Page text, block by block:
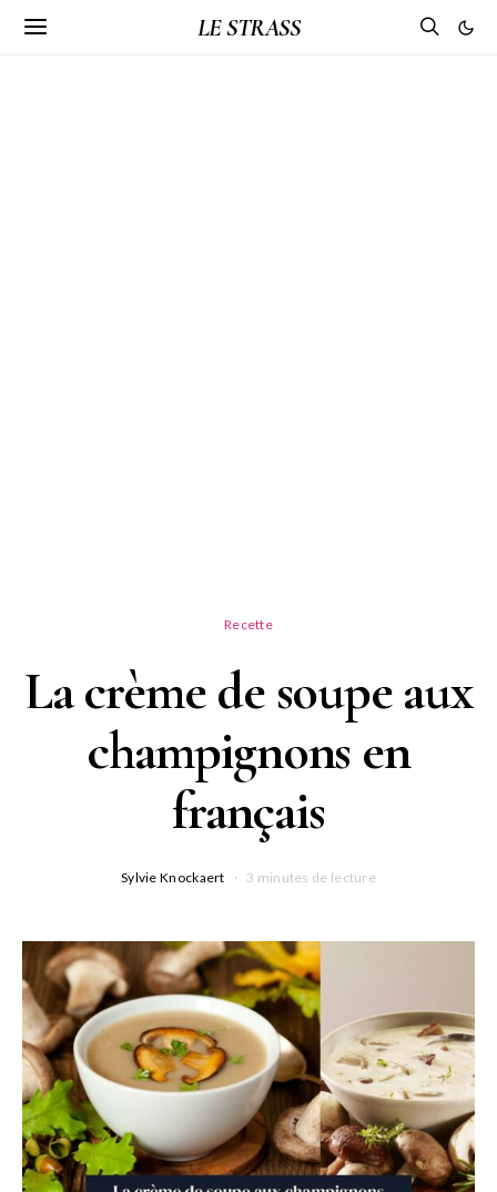
LE STRASS
Recette
La crème de soupe aux
champignons en
français
Sylvie Knockaert 3 minutes de lecture